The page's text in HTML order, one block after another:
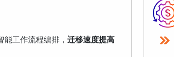
工作流程编排， 迁移速度提高